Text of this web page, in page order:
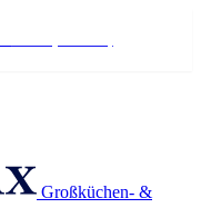
Großküchen- &